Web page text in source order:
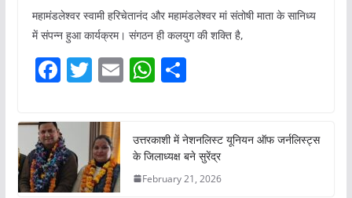
महामंडलेश्वर स्वामी हरिचेतानंद और महामंडलेश्वर मां संतोषी माता के सानिध्य
में संपन्न हुआ कार्यक्रम। संगठन ही कलयुग की शक्ति है,
F
c
e
b
T
itt
er
E W
s
A
S
e
उत्तरकाशी में नेशनलिस्ट यूनियन ऑफ जर्नलिस्ट्स
के जिलाध्यक्ष बने सुरेंद्र
February 21, 2026